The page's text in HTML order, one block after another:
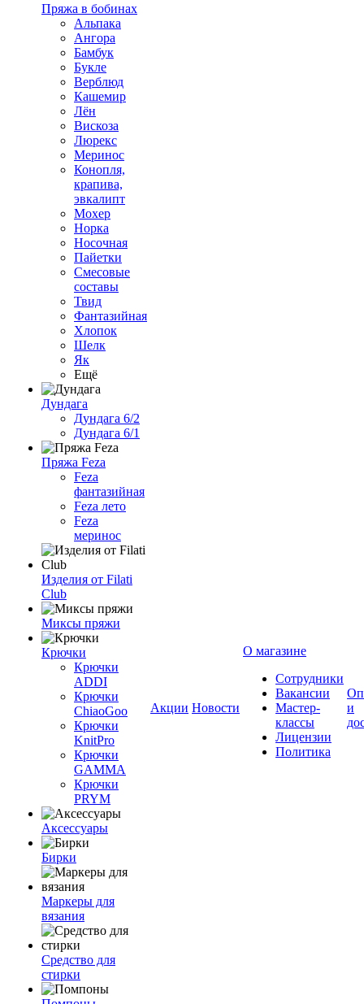
Пряжа в бобинах
Альпака
Ангора
Бамбук
Букле
Верблюд
Кашемир
Лён
Вискоза
Люрекс
Меринос
Конопля,
крапива,
эвкалипт
Мохер
Норка
Носочная
Пайетки
Смесовые
составы
Твид
Фантазийная
Хлопок
Шелк
Як
Ещё
Дундага
Дундага 6/2
Дундага 6/1
Пряжа Feza
Feza
фантазийная
Feza лето
Feza
меринос
Изделия от Filati
Club
Миксы пряжи
Крючки
Крючки
ADDI
Крючки
ChiaoGoo
Крючки
KnitPro
Крючки
GAMMA
Крючки
PRYM
Аксессуары
Бирки
Маркеры для
вязания
Средство для
стирки
Акции Новости
О магазине
Сотрудники
Вакансии
Мастер-
классы
Лицензии
Политика
и